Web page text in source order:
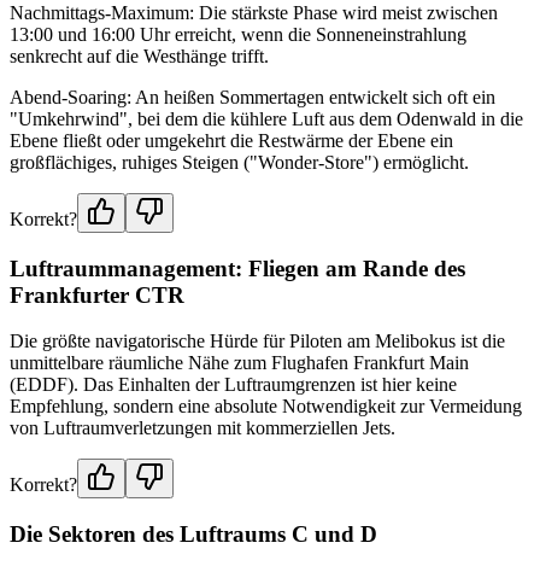
Nachmittags-Maximum: Die stärkste Phase wird meist zwischen
13:00 und 16:00 Uhr erreicht, wenn die Sonneneinstrahlung
senkrecht auf die Westhänge trifft.
Abend-Soaring: An heißen Sommertagen entwickelt sich oft ein
"Umkehrwind", bei dem die kühlere Luft aus dem Odenwald in die
Ebene fließt oder umgekehrt die Restwärme der Ebene ein
großflächiges, ruhiges Steigen ("Wonder-Store") ermöglicht.
Korrekt?
Luftraummanagement: Fliegen am Rande des
Frankfurter CTR
Die größte navigatorische Hürde für Piloten am Melibokus ist die
unmittelbare räumliche Nähe zum Flughafen Frankfurt Main
(EDDF). Das Einhalten der Luftraumgrenzen ist hier keine
Empfehlung, sondern eine absolute Notwendigkeit zur Vermeidung
von Luftraumverletzungen mit kommerziellen Jets.
Korrekt?
Die Sektoren des Luftraums C und D